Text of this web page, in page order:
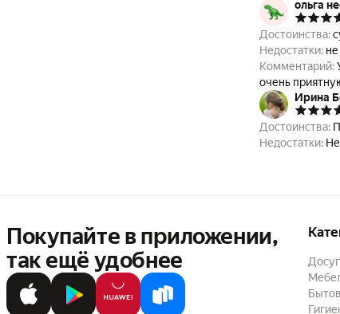
ольга
Достоинства:
Недостатки:
Комментарий:
очень
Ирина
Достоинства:
Недостатки:
Покупайте в приложении,
так ещё удобнее